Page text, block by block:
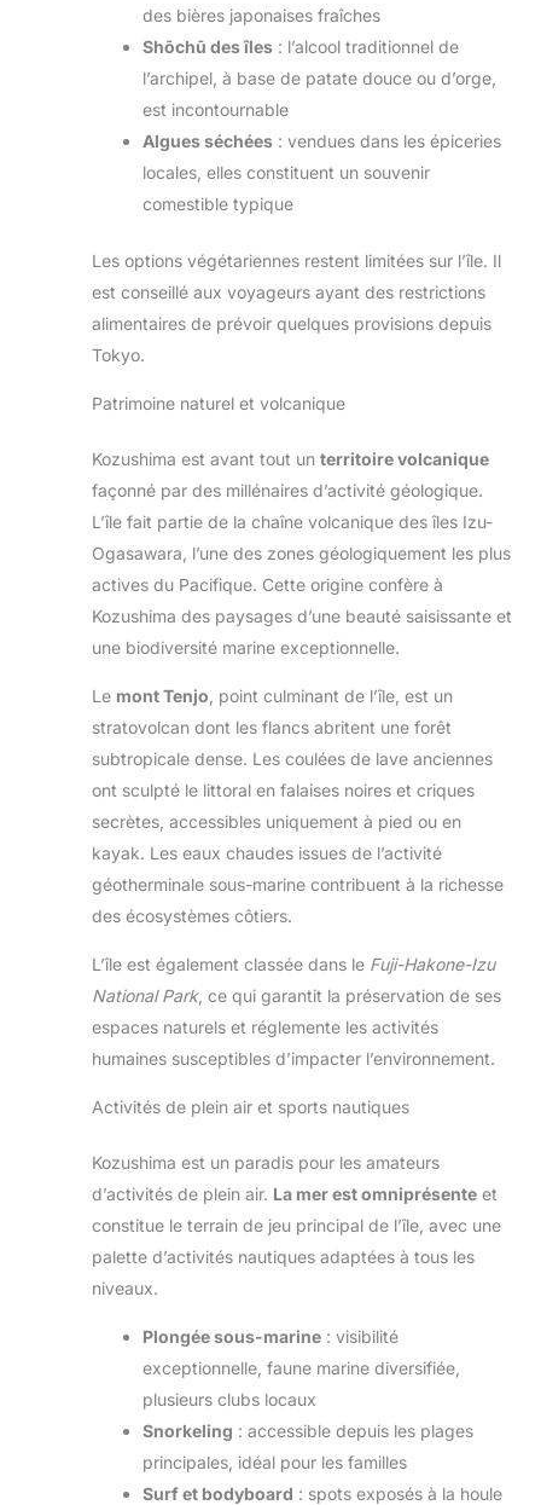
des bières japonaises fraîches
Shōchū des îles : l’alcool traditionnel de
l’archipel, à base de patate douce ou d’orge,
est incontournable
Algues séchées : vendues dans les épiceries
locales, elles constituent un souvenir
comestible typique
Les options végétariennes restent limitées sur l’île. Il
est conseillé aux voyageurs ayant des restrictions
alimentaires de prévoir quelques provisions depuis
Tokyo.
Patrimoine naturel et volcanique
Kozushima est avant tout un territoire volcanique
façonné par des millénaires d’activité géologique.
L’île fait partie de la chaîne volcanique des îles Izu-
Ogasawara, l’une des zones géologiquement les plus
actives du Pacifique. Cette origine confère à
Kozushima des paysages d’une beauté saisissante et
une biodiversité marine exceptionnelle.
Le mont Tenjo , point culminant de l’île, est un
stratovolcan dont les flancs abritent une forêt
subtropicale dense. Les coulées de lave anciennes
ont sculpté le littoral en falaises noires et criques
secrètes, accessibles uniquement à pied ou en
kayak. Les eaux chaudes issues de l’activité
géotherminale sous-marine contribuent à la richesse
des écosystèmes côtiers.
L’île est également classée dans le Fuji-Hakone-Izu
National Park, ce qui garantit la préservation de ses
espaces naturels et réglemente les activités
humaines susceptibles d’impacter l’environnement.
Activités de plein air et sports nautiques
Kozushima est un paradis pour les amateurs
d’activités de plein air. La mer est omniprésente et
constitue le terrain de jeu principal de l’île, avec une
palette d’activités nautiques adaptées à tous les
niveaux.
Plongée sous-marine : visibilité
exceptionnelle, faune marine diversifiée,
plusieurs clubs locaux
Snorkeling : accessible depuis les plages
principales, idéal pour les familles
Surf et bodyboard : spots exposés à la houle